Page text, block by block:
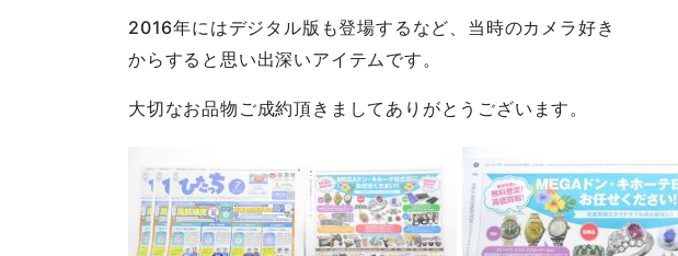
2016年にはデジタル版も登場するなど、当時のカメラ好き
からすると思い出深いアイテムです。
大切なお品物ご成約頂きましてありがとうございます。